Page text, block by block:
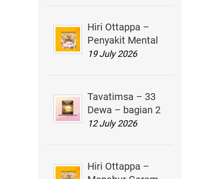
Hiri Ottappa –
Penyakit Mental
19 July 2026
Tavatimsa – 33
Dewa – bagian 2
12 July 2026
Hiri Ottappa –